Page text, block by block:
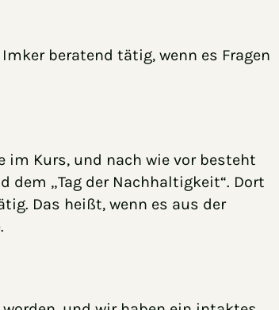
beratend tätig, wenn es Fragen
im Kurs, und nach wie vor besteht
dem „Tag der Nachhaltigkeit“. Dort
Das heißt, wenn es aus der